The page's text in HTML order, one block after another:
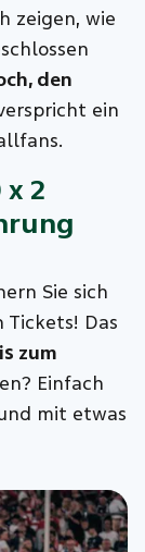
zeigen, wie
den
ein
x 2
Sie sich
Das
zum
Einfach
mit etwas